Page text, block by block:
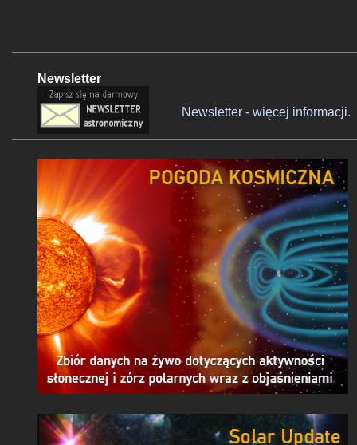
Newsletter
Newsletter - więcej informacji.